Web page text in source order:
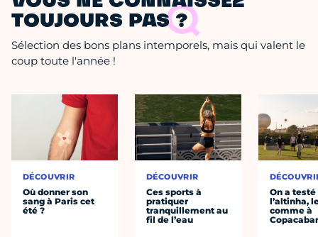
TOUJOURS PAS ?
Sélection des bons plans intemporels, mais qui valent le
coup toute l'année !
DÉCOUVRIR
Où donner son
sang à Paris cet
été ?
DÉCOUVRIR
Ces sports à
pratiquer
tranquillement au
fil de l’eau
On a testé
l’altinha,
comme à